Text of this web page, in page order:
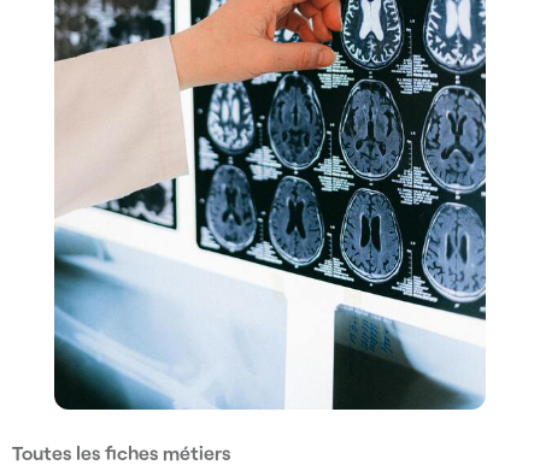
Toutes les fiches métiers